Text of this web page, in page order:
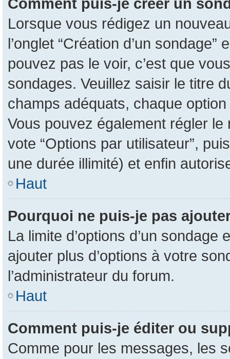
Lorsque vous rédigez un
l’onglet “Création d’un
pouvez pas le voir, c’est que
sondages. Veuillez saisir le titre
champs adéquats, chaque
Vous pouvez également régler
vote “Options par utilisateur”,
une durée illimité) et enfin
Haut
Pourquoi ne puis-je pas
La limite d’options d’un
ajouter plus d’options à votre
l’administrateur du forum.
Haut
Comment puis-je éditer ou
Comme pour les messages, les